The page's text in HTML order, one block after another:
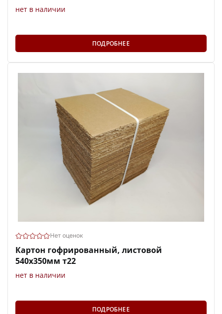
нет в наличии
ПОДРОБНЕЕ
Нет оценок
Картон гофрированный, листовой
540х350мм т22
нет в наличии
ПОДРОБНЕЕ